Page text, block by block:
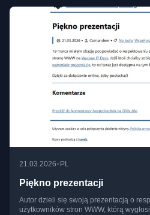
21.03.2026• PL
Piękno prezentacji
Autor dzieli się swoją prezentacją o
użytkowników stron WWW, którą